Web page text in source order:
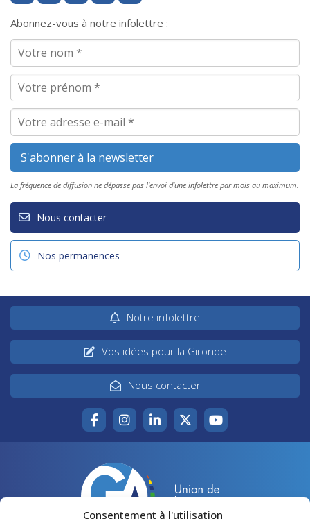
Consentement à l'utilisation
Abonnez-vous à notre infolettre :
La fréquence de diffusion ne dépasse pas l'envoi d'une infolettre par mois au maximum.
Nous contacter
Nos permanences
Notre infolettre
Vos idées pour la Gironde
Nous contacter